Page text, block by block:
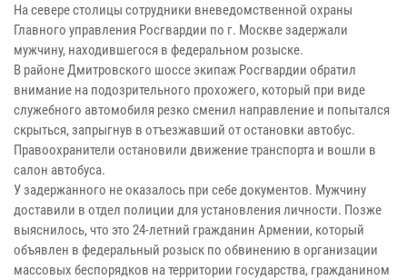
На севере столицы сотрудники вневедомственной охраны
Главного управления Росгвардии по г. Москве задержали
мужчину, находившегося в федеральном розыске.
В районе Дмитровского шоссе экипаж Росгвардии обратил
внимание на подозрительного прохожего, который при виде
служебного автомобиля резко сменил направление и попытался
скрыться, запрыгнув в отъезжавший от остановки автобус.
Правоохранители остановили движение транспорта и вошли в
салон автобуса.
У задержанного не оказалось при себе документов. Мужчину
доставили в отдел полиции для установления личности. Позже
выяснилось, что это 24‑летний гражданин Армении, который
объявлен в федеральный розыск по обвинению в организации
массовых беспорядков на территории государства, гражданином